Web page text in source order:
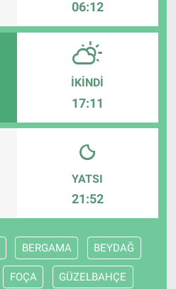
06:12
İKINDI
17:11
YATSI
21:52
BERGAMA BEYDAĞ
FOÇA GÜZELBAHÇE